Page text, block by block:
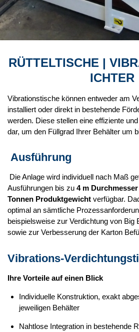
RÜTTELTISCHE |
ICHTER
Vibrationstische können entweder am
installiert oder direkt in bestehende
werden. Diese stellen eine effiziente
dar, um den Füllgrad Ihrer Behälter um
Ausführung
Die Anlage wird individuell nach Maß
Ausführungen bis zu 4 m Durchmesser
Tonnen Produktgewicht verfügbar.
optimal an sämtliche
beispielsweise zur Verdichtung von Big
sowie zur Verbesserung der Karton
Vibrations-
Ihre Vorteile auf einen Blick
Individuelle Konstruktion, exakt
jeweiligen Behälter
Nahtlose Integration in bestehende